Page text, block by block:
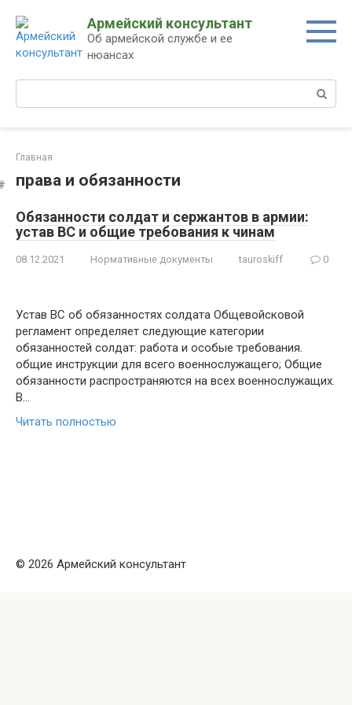
контенту
Армейский консультант
Об армейской службе и ее
нюансах
Поиск:
Главная
права и обязанности
Обязанности солдат и сержантов в армии:
устав ВС и общие требования к чинам
08.12.2021 Нормативные документы tauroskiff 0
Устав ВС об обязанностях солдата Общевойсковой
регламент определяет следующие категории
обязанностей солдат: работа и особые требования.
общие инструкции для всего военнослужащего; Общие
обязанности распространяются на всех военнослужащих.
В…
Читать полностью
© 2026 Армейский консультант